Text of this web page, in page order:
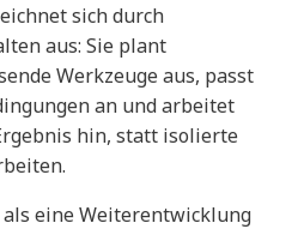
sich durch
aus: Sie plant
Werkzeuge aus, passt
an und arbeitet
hin, statt isolierte
eine Weiterentwicklung